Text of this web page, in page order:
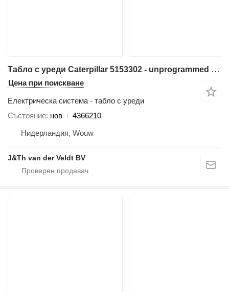
Табло с уреди Caterpillar 5153302 - unprogrammed - 4366210 за багер Caterpillar 538 558 568 C7.1 3499 320E 323E 314E 324E 316E 336E 318E 329E 349E 320F 330F 311F 391F 312F 352F 313F 323F 314F 374F 315F 325F 335F 316F 326F 318F 349F 320D2 330D2 340D2 323D2 326D2 336D2 329D2 349D2 MH3295
Цена при поискване
Електрическа система - табло с уреди
Състояние нов
4366210
Нидерландия, Wouw
J&Th van der Veldt BV